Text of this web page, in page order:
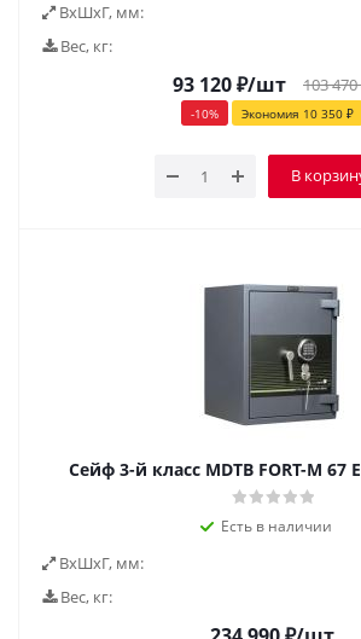
ВxШxГ, мм:
Вес, кг:
93 120₽/шт 103 470
-10% Экономия 10 350₽
В
Сейф 3-й класс MDTB FORT-M 67
Есть в наличии
ВxШxГ, мм:
Вес, кг: